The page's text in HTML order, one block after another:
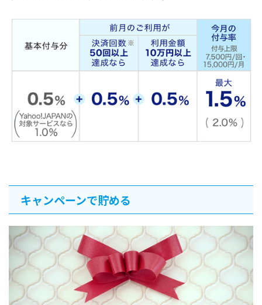
キャンペーンで貯める